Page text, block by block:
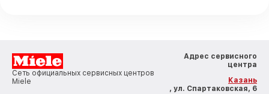
Сеть официальных сервисных центров
Miele
Адрес сервисного
центра
Казань
, ул. Спартаковская, 6